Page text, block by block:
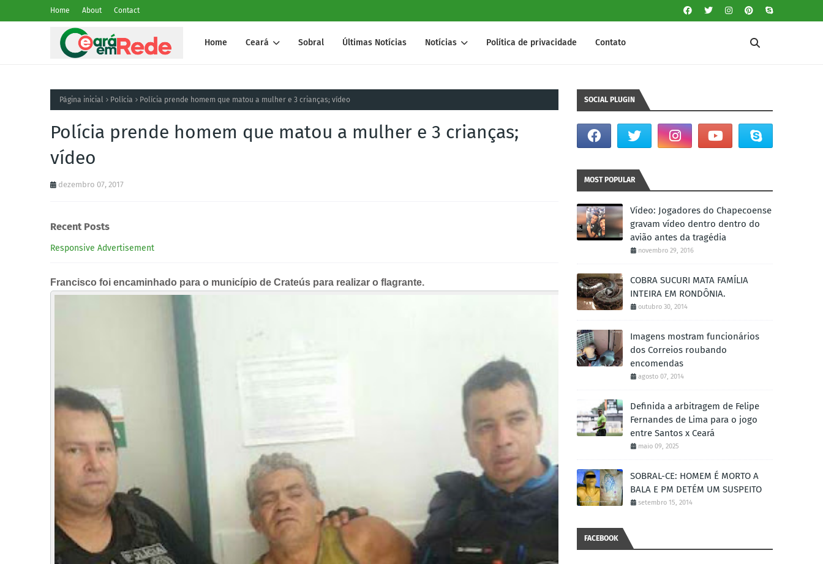
Home About Contact
Home Ceará Sobral Últimas Notícias Notícias Política de privacidade Contato
Página inicial Polícia Polícia prende homem que matou a mulher e 3 crianças; vídeo
Polícia prende homem que matou a mulher e 3 crianças;
vídeo
dezembro 07, 2017
Recent Posts
Responsive Advertisement
Francisco foi encaminhado para o município de Crateús para realizar o flagrante.
SOCIAL PLUGIN
MOST POPULAR
Vídeo: Jogadores do Chapecoense
gravam vídeo dentro dentro do
avião antes da tragédia
novembro 29, 2016
COBRA SUCURI MATA FAMÍLIA
INTEIRA EM RONDÔNIA.
outubro 30, 2014
Imagens mostram funcionários
dos Correios roubando
encomendas
agosto 07, 2014
Definida a arbitragem de Felipe
Fernandes de Lima para o jogo
entre Santos x Ceará
maio 09, 2025
SOBRAL-CE: HOMEM É MORTO A
BALA E PM DETÉM UM SUSPEITO
setembro 15, 2014
FACEBOOK